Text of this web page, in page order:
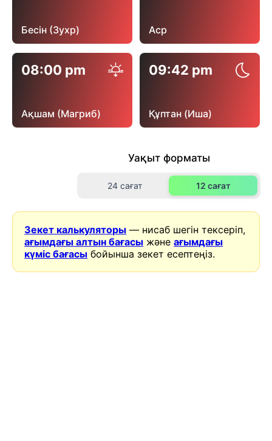
Бесін (Зухр) Аср
08:00 pm
Ақшам (Магриб)
09:42 pm
Құптан (Иша)
Уақыт форматы
24 сағат 12 сағат
Зекет калькуляторы — нисаб шегін тексеріп,
ағымдағы алтын бағасы жәнеағымдағы
күміс бағасы бойынша зекет есептеңіз.